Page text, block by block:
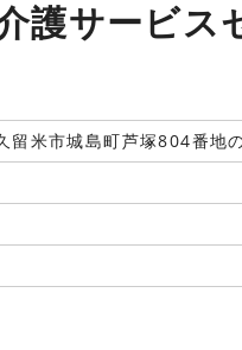
護サービス
留米市城島町芦塚804番地